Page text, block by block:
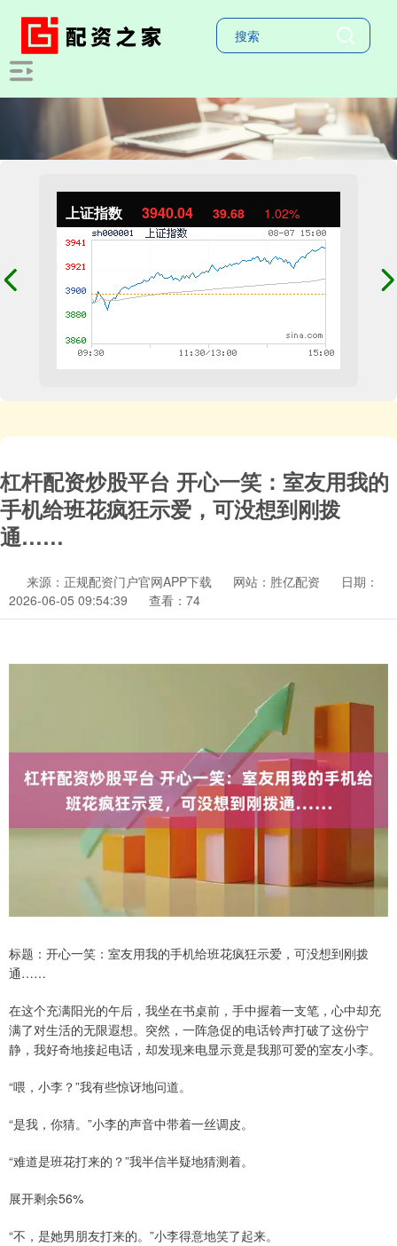
上证指数 3940.04 39.68 1.02%
杠杆配资炒股平台 开心一笑：室友用我的
手机给班花疯狂示爱，可没想到刚拨
通……
来源：正规配资门户官网APP下载 网站：胜亿配资
日期：
2026-06-05 09:54:39
查看：74
标题：开心一笑：室友用我的手机给班花疯狂示爱，可没想到刚拨
通……
在这个充满阳光的午后，我坐在书桌前，手中握着一支笔，心中却充
满了对生活的无限遐想。突然，一阵急促的电话铃声打破了这份宁
静，我好奇地接起电话，却发现来电显示竟是我那可爱的室友小李。
“喂，小李？”我有些惊讶地问道。
“是我，你猜。”小李的声音中带着一丝调皮。
“难道是班花打来的？”我半信半疑地猜测着。
展开剩余56%
“不，是她男朋友打来的。”小李得意地笑了起来。